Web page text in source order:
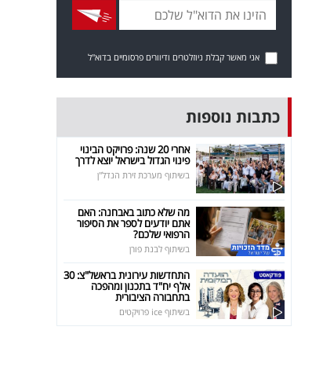
אני מאשר קבלת ניוזלטרים ודיוורים פרסומיים בדוא"ל
כתבות נוספות
אחרי 20 שנה: פרויקט הבינוי
פינוי הגדול בישראל יוצא לדרך
בשיתוף מערכת זירת הנדל"ן
מה שלא כתוב באבחנה: האם
אתם יודעים לספר את הסיפור
הרפואי שלכם?
בשיתוף לבנת פורן
התחדשות עירונית בראשל"צ: 30
אלף יח"ד בתכנון ומהפכה
בתחבורה הציבורית
בשיתוף ice פרויקטים